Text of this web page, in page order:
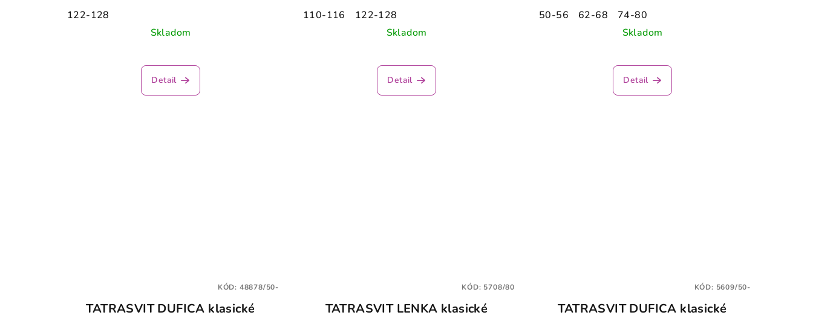
122-128
Skladom
Detail
110-116
122-128
Skladom
Detail
50-56 62-68
74-80
Skladom
Detail
TATRASVIT DUFICA klasické
KÓD: 48878/50-
TATRASVIT LENKA klasické
KÓD: 5708/80
TATRASVIT DUFICA klasické
KÓD: 5609/50-